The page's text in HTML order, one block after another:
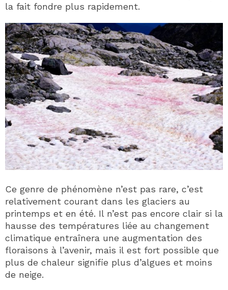
la fait fondre plus rapidement.
Ce genre de phénomène n’est pas rare, c’est
relativement courant dans les glaciers au
printemps et en été. Il n’est pas encore clair si la
hausse des températures liée au changement
climatique entraînera une augmentation des
floraisons à l’avenir, mais il est fort possible que
plus de chaleur signifie plus d’algues et moins
de neige.